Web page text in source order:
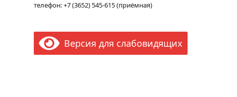
телефон: +7 (3652) 545-615 (приёмная)
Версия для слабовидящих